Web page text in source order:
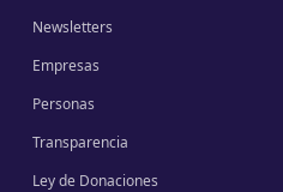
Newsletters
Empresas
Personas
Transparencia
Ley de Donaciones